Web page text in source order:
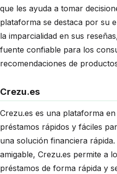
que les ayuda a tomar
plataforma se destaca por su
la imparcialidad en sus
fuente confiable para los
recomendaciones de
Crezu.es
Crezu.es es una plataforma
préstamos rápidos y fáciles
una solución financiera
amigable, Crezu.es permite a
préstamos de forma rápida y